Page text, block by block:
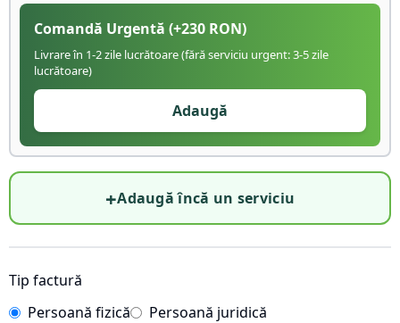
Comandă Urgentă (+230 RON)
Livrare în 1-2 zile lucrătoare (fără serviciu urgent: 3-5 zile
lucrătoare)
Adaugă
+Adaugă încă un serviciu
Tip factură
Persoană fizică
Persoană juridică